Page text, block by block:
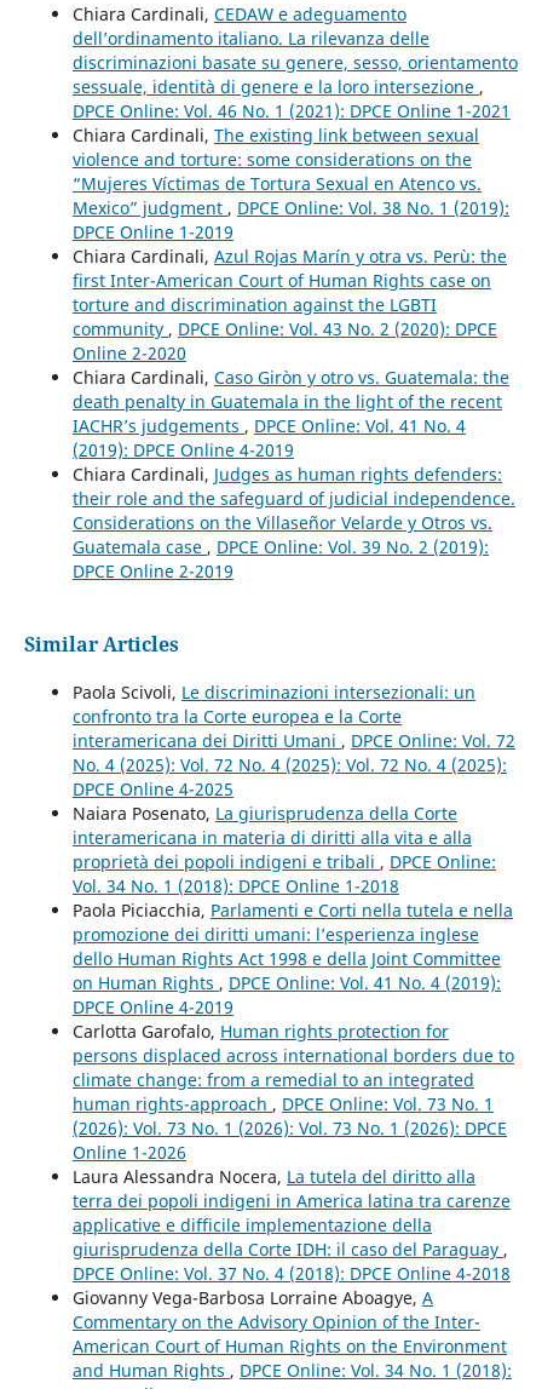
Chiara Cardinali, CEDAW e adeguamento
dell’ordinamento italiano. La rilevanza delle
discriminazioni basate su genere, sesso, orientamento
sessuale, identità di genere e la loro intersezione ,
DPCE Online: Vol. 46 No. 1 (2021): DPCE Online 1-2021
Chiara Cardinali, The existing link between sexual
violence and torture: some considerations on the
“Mujeres Víctimas de Tortura Sexual en Atenco vs.
Mexico” judgment , DPCE Online: Vol. 38 No. 1 (2019):
DPCE Online 1-2019
Chiara Cardinali, Azul Rojas Marín y otra vs. Perù: the
first Inter-American Court of Human Rights case on
torture and discrimination against the LGBTI
community , DPCE Online: Vol. 43 No. 2 (2020): DPCE
Online 2-2020
Chiara Cardinali, Caso Giròn y otro vs. Guatemala: the
death penalty in Guatemala in the light of the recent
IACHR’s judgements , DPCE Online: Vol. 41 No. 4
(2019): DPCE Online 4-2019
Chiara Cardinali, Judges as human rights defenders:
their role and the safeguard of judicial independence.
Considerations on the Villaseñor Velarde y Otros vs.
Guatemala case , DPCE Online: Vol. 39 No. 2 (2019):
DPCE Online 2-2019
Similar Articles
Paola Scivoli, Le discriminazioni intersezionali: un
confronto tra la Corte europea e la Corte
interamericana dei Diritti Umani , DPCE Online: Vol. 72
No. 4 (2025): Vol. 72 No. 4 (2025): Vol. 72 No. 4 (2025):
DPCE Online 4-2025
Naiara Posenato, La giurisprudenza della Corte
interamericana in materia di diritti alla vita e alla
proprietà dei popoli indigeni e tribali , DPCE Online:
Vol. 34 No. 1 (2018): DPCE Online 1-2018
Paola Piciacchia, Parlamenti e Corti nella tutela e nella
promozione dei diritti umani: l’esperienza inglese
dello Human Rights Act 1998 e della Joint Committee
on Human Rights , DPCE Online: Vol. 41 No. 4 (2019):
DPCE Online 4-2019
Carlotta Garofalo, Human rights protection for
persons displaced across international borders due to
climate change: from a remedial to an integrated
human rights-approach , DPCE Online: Vol. 73 No. 1
(2026): Vol. 73 No. 1 (2026): Vol. 73 No. 1 (2026): DPCE
Online 1-2026
Laura Alessandra Nocera, La tutela del diritto alla
terra dei popoli indigeni in America latina tra carenze
applicative e difficile implementazione della
giurisprudenza della Corte IDH: il caso del Paraguay ,
DPCE Online: Vol. 37 No. 4 (2018): DPCE Online 4-2018
Giovanny Vega-Barbosa Lorraine Aboagye, A
Commentary on the Advisory Opinion of the Inter-
American Court of Human Rights on the Environment
and Human Rights , DPCE Online: Vol. 34 No. 1 (2018):